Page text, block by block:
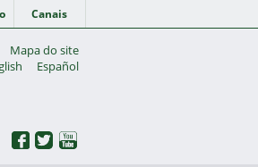
Canais
Mapa do site
Español